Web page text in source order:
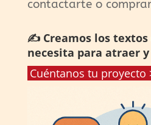
contactarte o
✍️ Creamos los textos
necesita para atraer
Cuéntanos tu proyecto